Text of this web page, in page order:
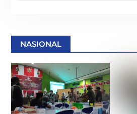
NASIONAL